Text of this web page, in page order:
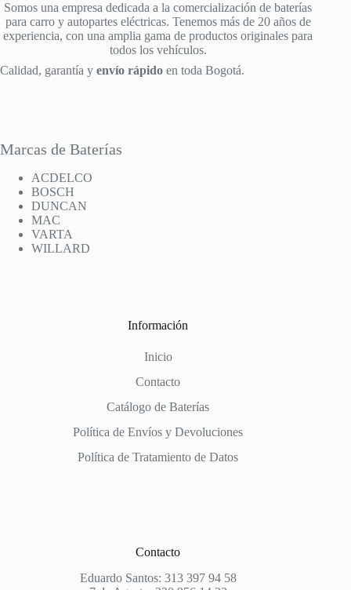
Somos una empresa dedicada a la comercialización de baterías
para carro y autopartes eléctricas. Tenemos más de 20 años de
experiencia, con una amplia gama de productos originales para
todos los vehículos.
Calidad, garantía y envío rápido en toda Bogotá.
Marcas de Baterías
ACDELCO
BOSCH
DUNCAN
MAC
VARTA
WILLARD
Información
Inicio
Contacto
Catálogo de Baterías
Política de Envíos y Devoluciones
Política de Tratamiento de Datos
Contacto
Eduardo Santos: 313 397 94 58